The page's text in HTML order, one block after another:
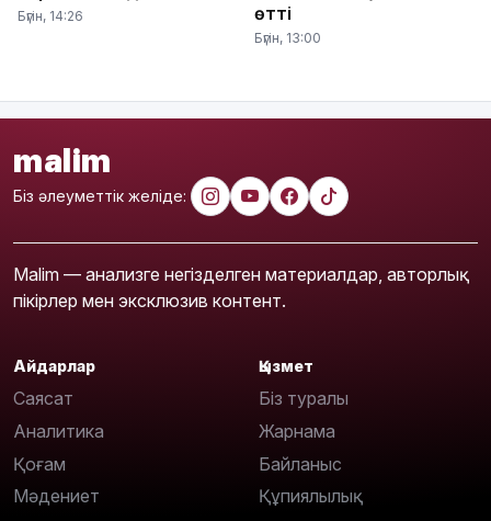
Бүгін, 14:26
өтті
Бүгін, 13:00
malim
Біз әлеуметтік желіде:
Malim — анализге негізделген материалдар, авторлық
пікірлер мен эксклюзив контент.
Айдарлар
Саясат
Аналитика
Қоғам
Мәдениет
Қызмет
Біз туралы
Жарнама
Байланыс
Құпиялылық